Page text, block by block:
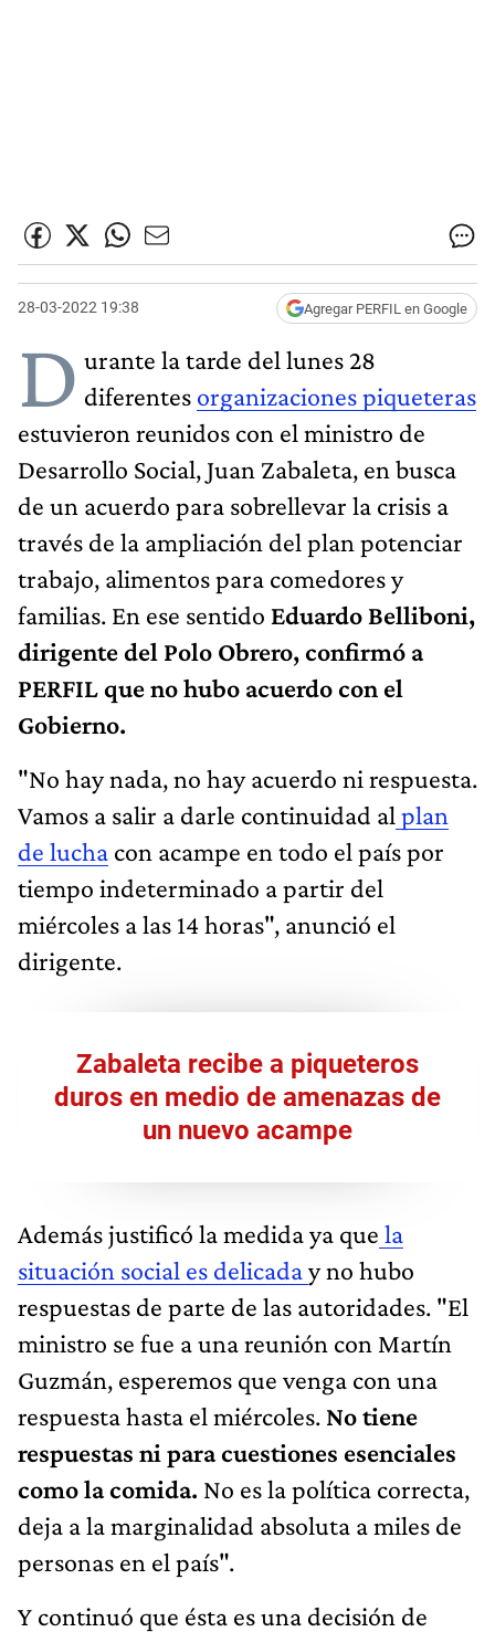
28-03-2022 19:38 Agregar PERFIL en Google
D urante la tarde del lunes 28
diferentes organizaciones piqueteras
estuvieron reunidos con el ministro de
Desarrollo Social, Juan Zabaleta, en busca
de un acuerdo para sobrellevar la crisis a
través de la ampliación del plan potenciar
trabajo, alimentos para comedores y
familias. En ese sentido Eduardo Belliboni,
dirigente del Polo Obrero, confirmó a
PERFIL que no hubo acuerdo con el
Gobierno.
"No hay nada, no hay acuerdo ni respuesta.
Vamos a salir a darle continuidad al plan
de lucha con acampe en todo el país por
tiempo indeterminado a partir del
miércoles a las 14 horas", anunció el
dirigente.
Zabaleta recibe a piqueteros
duros en medio de amenazas de
un nuevo acampe
Además justificó la medida ya que la
situación social es delicaday no hubo
respuestas de parte de las autoridades. "El
ministro se fue a una reunión con Martín
Guzmán, esperemos que venga con una
respuesta hasta el miércoles. No tiene
respuestas ni para cuestiones esenciales
como la comida. No es la política correcta,
deja a la marginalidad absoluta a miles de
personas en el país".
Y continuó que ésta es una decisión de